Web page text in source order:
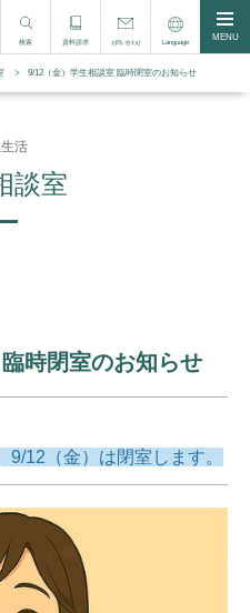
検索 資料請求 お問い合わせ Language MENU
9/12（金）学生相談室 臨時閉室のお知らせ
活
談室
時閉室のお知らせ
12（金）は閉室します。